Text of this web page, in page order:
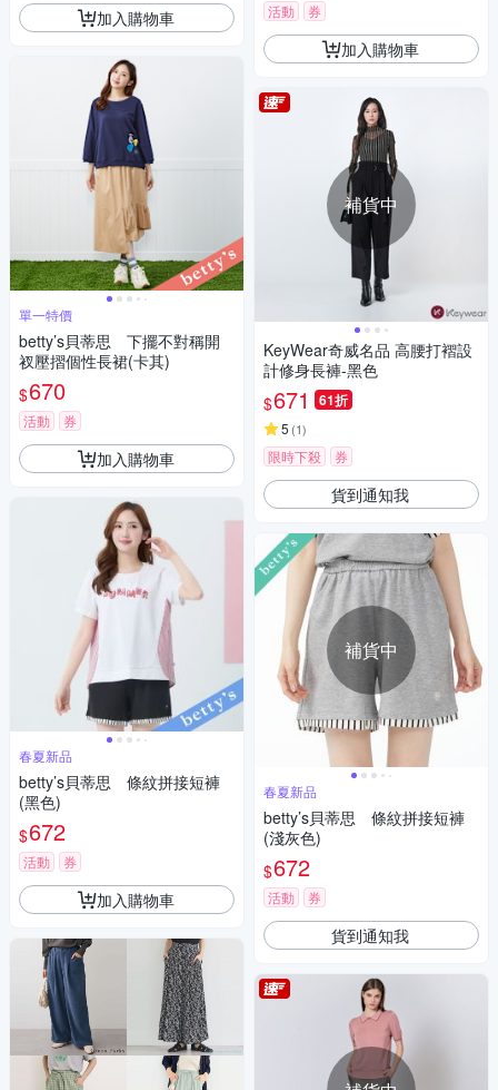
加入購物車
單一特價
betty’s貝蒂思 下擺不對稱開
衩壓摺個性長裙(卡其)
$670
活動 券
加入購物車
春夏新品
betty’s貝蒂思 條紋拼接短褲
(黑色)
$672
活動 券
加入購物車
活動 券
加入購物車
補貨中
KeyWear奇威名品 高腰打褶設
計修身長褲-黑色
$671 61折
5 (1)
限時下殺 券
貨到通知我
補貨中
春夏新品
betty’s貝蒂思 條紋拼接短褲
(淺灰色)
$672
活動 券
貨到通知我